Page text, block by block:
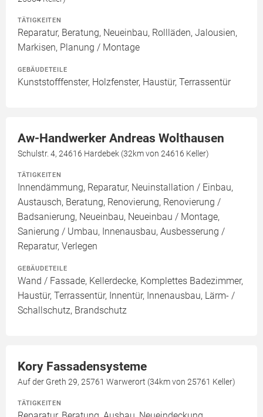
TÄTIGKEITEN
Reparatur, Beratung, Neueinbau, Rollläden, Jalousien,
Markisen, Planung / Montage
GEBÄUDETEILE
Kunststofffenster, Holzfenster, Haustür, Terrassentür
Aw-Handwerker Andreas Wolthausen
Schulstr. 4, 24616 Hardebek (32km von 24616 Keller)
TÄTIGKEITEN
Innendämmung, Reparatur, Neuinstallation / Einbau,
Austausch, Beratung, Renovierung, Renovierung /
Badsanierung, Neueinbau, Neueinbau / Montage,
Sanierung / Umbau, Innenausbau, Ausbesserung /
Reparatur, Verlegen
GEBÄUDETEILE
Wand / Fassade, Kellerdecke, Komplettes Badezimmer,
Haustür, Terrassentür, Innentür, Innenausbau, Lärm- /
Schallschutz, Brandschutz
Kory Fassadensysteme
Auf der Greth 29, 25761 Warwerort (34km von 25761 Keller)
TÄTIGKEITEN